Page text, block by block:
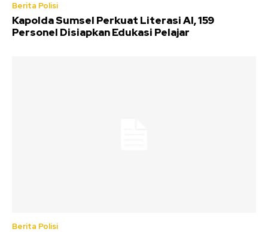
Berita Polisi
Kapolda Sumsel Perkuat Literasi AI, 159
Personel Disiapkan Edukasi Pelajar
Berita Polisi